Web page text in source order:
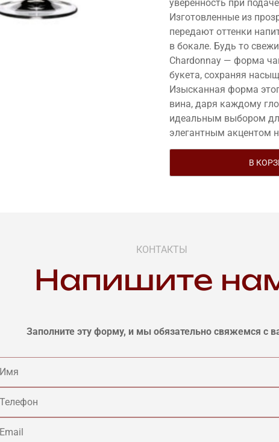
уверенность при
Изготовленные из
передают оттенки
в бокале. Будь то
Chardonnay — форма
букета, сохраняя
Изысканная форма
вина, даря каждому
идеальным выбором
элегантным акцентом
В
КОНТАКТЫ
Напишите
Заполните эту форму, и мы обязательно свяжемся с